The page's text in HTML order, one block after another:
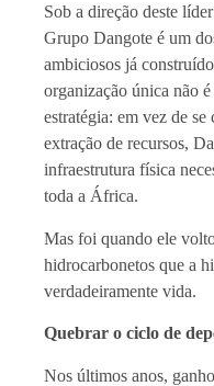
Sob a direção deste
Grupo Dangote é um
ambiciosos já
organização única não é
estratégia: em vez de
extração de recursos,
infraestrutura física
toda a África.
Mas foi quando ele
hidrocarbonetos que a
verdadeiramente vida.
Quebrar o ciclo de
Nos últimos anos,